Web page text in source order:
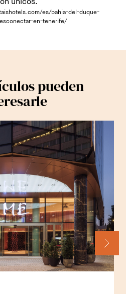
únicos.
es/bahia-del-duque-
en-tenerife/
pueden